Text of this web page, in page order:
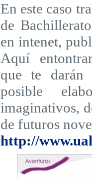
En este caso
de
en intenet,
Aquí
que te darán
posible
imaginativos,
de futuros
http://